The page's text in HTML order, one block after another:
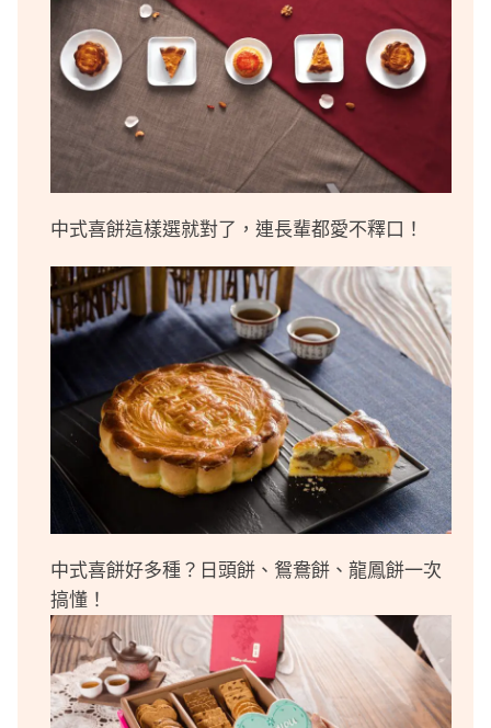
中式喜餅這樣選就對了，連長輩都愛不釋口！
中式喜餅好多種？日頭餅、鴛鴦餅、龍鳳餅一次
搞懂！